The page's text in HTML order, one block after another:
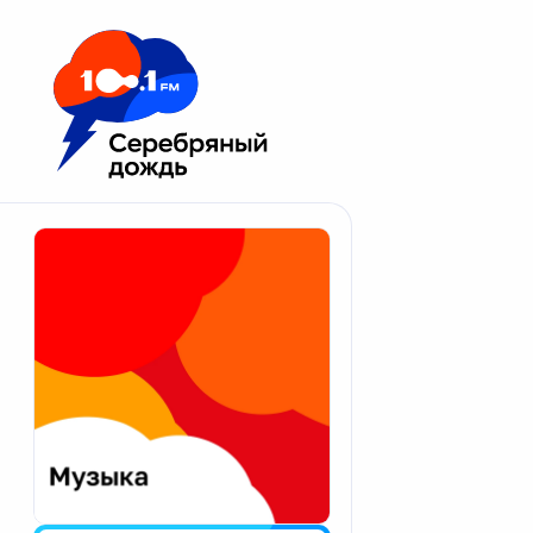
Москва 100.1 FM
Апатиты
Екатеринбург
Калининград
Калуга